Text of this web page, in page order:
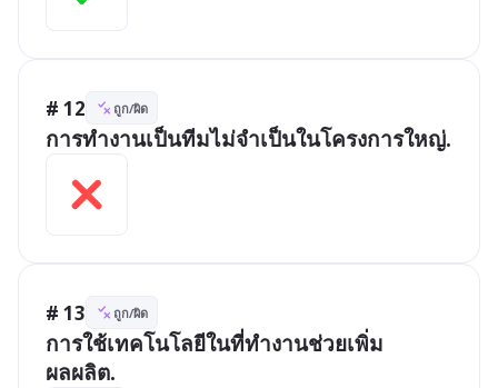
# 12 ถูก/ผิด
การทำงานเป็นทีมไม่จำเป็นในโครงการใหญ่.
# 13 ถูก/ผิด
การใช้เทคโนโลยีในที่ทำงานช่วยเพิ่ม
ผลผลิต.